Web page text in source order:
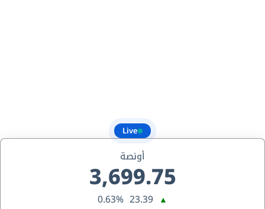
Live
أونصة
3,699.75
▲
23.39
0.63%